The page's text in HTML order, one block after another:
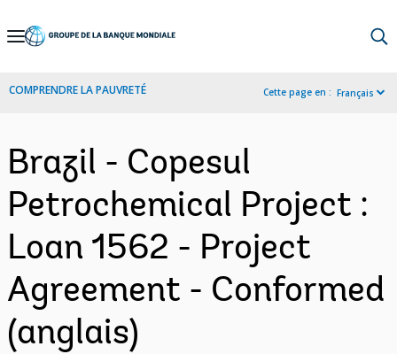
Skip
Navigation
COMPRENDRE LA PAUVRETÉ Cette page en : Français
Brazil - Copesul
Petrochemical Project :
Loan 1562 - Project
Agreement - Conformed
(anglais)